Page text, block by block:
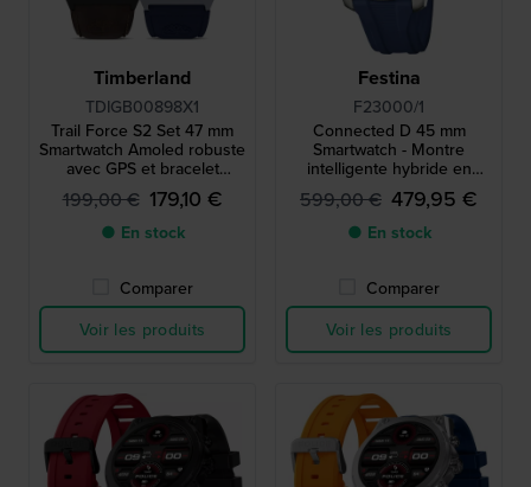
Timberland
TDIGB00898X1
Trail Force S2 Set 47 mm
Smartwatch Amoled robuste
avec GPS et bracelet
supplémentaire
199,00 € 179,10 €
● En stock
Comparer
Voir les produits
Festina
F23000/1
Connected D 45 mm
Smartwatch - Montre
intelligente hybride en
titane
599,00 € 479,95 €
● En stock
Comparer
Voir les produits